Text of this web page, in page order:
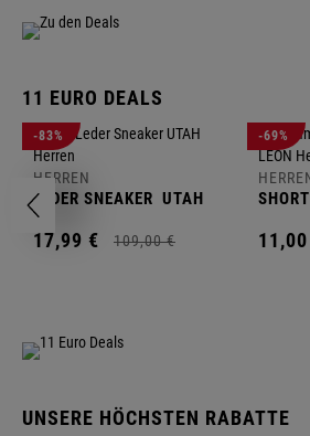
11 EURO DEALS
-83%
HERREN
LEDER SNEAKER UTAH
17,99 € 109,00 €
-69%
SHORT
11,00
UNSERE HÖCHSTEN RABATTE